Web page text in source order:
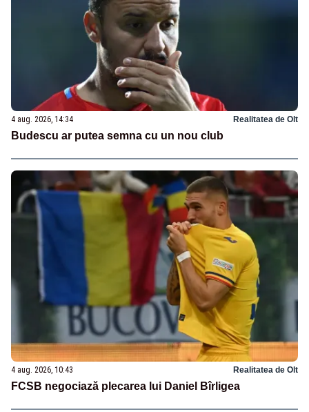
4 aug. 2026, 14:34 Realitatea de Olt
Budescu ar putea semna cu un nou club
4 aug. 2026, 10:43 Realitatea de Olt
FCSB negociază plecarea lui Daniel Bîrligea